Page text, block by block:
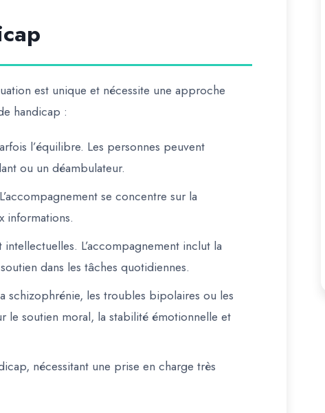
est unique et nécessite une approche
handicap :
l’équilibre. Les personnes peuvent
ou un déambulateur.
se concentre sur la
informations.
L’accompagnement inclut la
dans les tâches quotidiennes.
schizophrénie, les troubles bipolaires ou les
le soutien moral, la stabilité émotionnelle et
nécessitant une prise en charge très